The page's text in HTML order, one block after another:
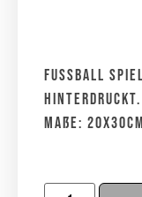
Fussball
hinterdruckt.
Maße: 20x30cm